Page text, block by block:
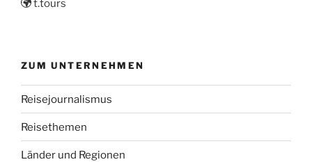
t.tours
ZUM UNTERNEHMEN
Reisejournalismus
Reisethemen
Länder und Regionen